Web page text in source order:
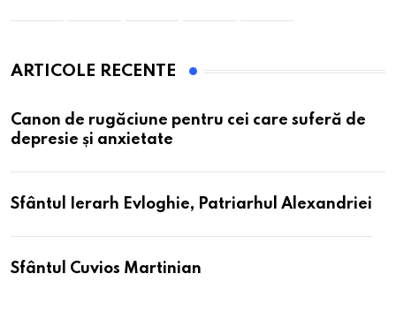
ARTICOLE RECENTE
Canon de rugăciune pentru cei care suferă de
depresie și anxietate
Sfântul Ierarh Evloghie, Patriarhul Alexandriei
Sfântul Cuvios Martinian